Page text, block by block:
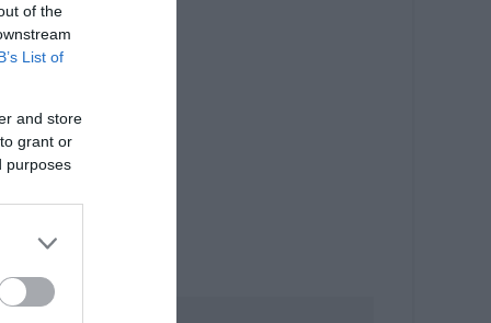
of the
List of
and store
grant or
purposes